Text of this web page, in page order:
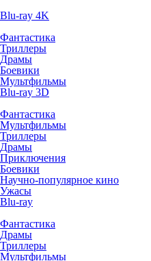
Blu-ray 4K
Фантастика
Триллеры
Драмы
Боевики
Мультфильмы
Blu-ray 3D
Фантастика
Мультфильмы
Триллеры
Драмы
Приключения
Боевики
Научно-популярное кино
Ужасы
Blu-ray
Фантастика
Драмы
Триллеры
Мультфильмы